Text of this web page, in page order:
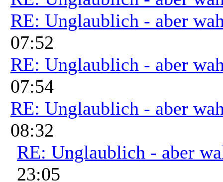
RE: Unglaublich - aber
07:52
RE: Unglaublich - aber
07:54
RE: Unglaublich - aber
08:32
RE: Unglaublich - aber
23:05